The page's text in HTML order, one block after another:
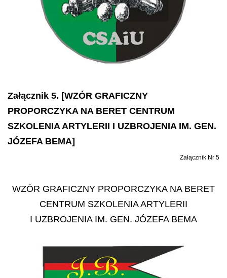
Załącznik 5. [WZÓR GRAFICZNY
PROPORCZYKA NA BERET CENTRUM
SZKOLENIA ARTYLERII I UZBROJENIA IM. GEN.
JÓZEFA BEMA]
Załącznik Nr 5
WZÓR GRAFICZNY PROPORCZYKA NA BERET
CENTRUM SZKOLENIA ARTYLERII
I UZBROJENIA IM. GEN. JÓZEFA BEMA